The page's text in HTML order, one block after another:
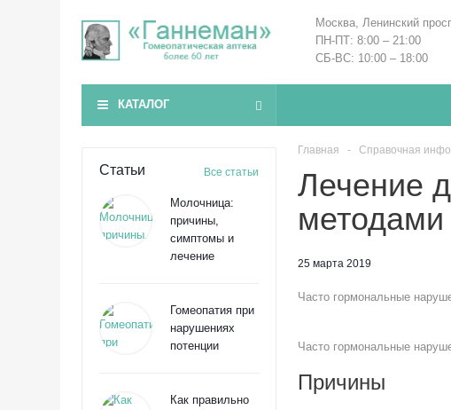
Москва, Ленинский
ПН-ПТ: 8:00 – 21:00
СБ-ВС: 10:00 – 18:00
КАТАЛОГ
Статьи Все статьи
Молочница:
причины,
симптомы и
лечение
Гомеопатия при
нарушениях
потенции
Как правильно
Главная - Справочная
Лечение
методами
25 марта 2019
Часто гормональные
Часто гормональные
Причины